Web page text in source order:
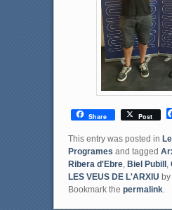
Share Post
This entry was posted in
Programes and tagged
Ribera d'Ebre, Biel Pubill ,
LES VEUS DE L'ARXIU by
Bookmark the permalink.